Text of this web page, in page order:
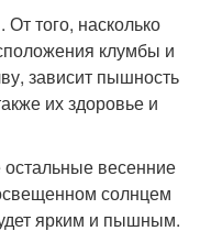
того, насколько
клумбы и
зависит пышность
их здоровье и
весенние
солнцем
ярким и пышным.